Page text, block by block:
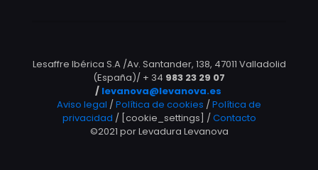
Lesaffre Ibérica S.A /Av. Santander, 138, 47011 Valladolid
(España)/ + 34 983 23 29 07
/ levanova@levanova.es
Aviso legal /Política de cookies /Política de
privacidad / [cookie_settings] /Contacto
©2021 por Levadura Levanova